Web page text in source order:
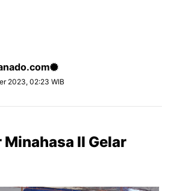
2023, 02:23 WIB
II Gelar